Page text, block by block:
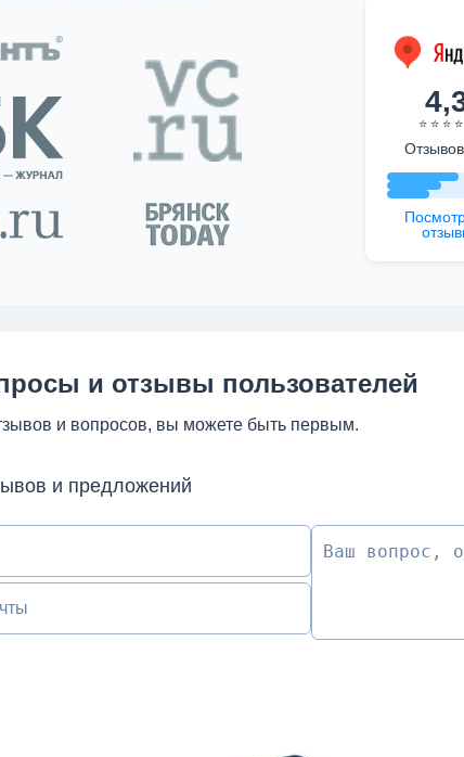
⭐ ⭐ ⭐
и отзывы пользователей
и вопросов, вы можете быть первым.
и предложений